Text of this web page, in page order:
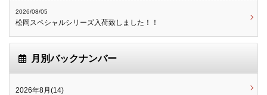
2026/08/05
松岡スペシャルシリーズ入荷致しました！！
月別バックナンバー
2026年8月(14)